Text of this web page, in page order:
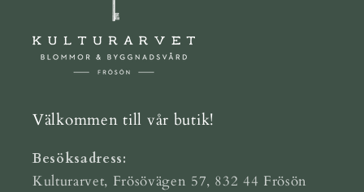
Välkommen till vår butik!
Besöksadress:
Kulturarvet, Frösövägen 57, 832 44 Frösön